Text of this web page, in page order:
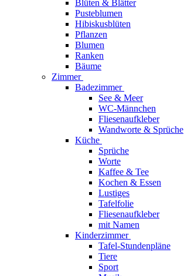
Blüten & Blätter
Pusteblumen
Hibiskusblüten
Pflanzen
Blumen
Ranken
Bäume
Zimmer
Badezimmer
See & Meer
WC-Männchen
Fliesenaufkleber
Wandworte & Sprüche
Küche
Sprüche
Worte
Kaffee & Tee
Kochen & Essen
Lustiges
Tafelfolie
Fliesenaufkleber
mit Namen
Kinderzimmer
Tafel-Stundenpläne
Tiere
Sport